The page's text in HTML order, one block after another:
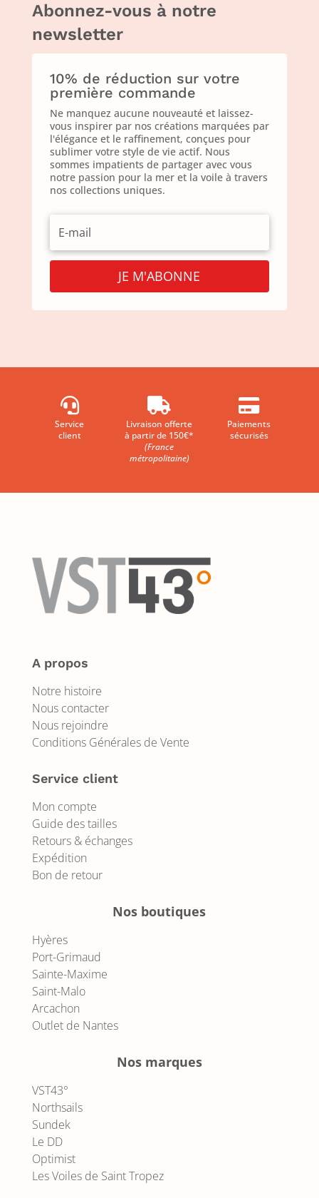
Abonnez-vous à notre
newsletter
10% de réduction sur votre
première commande
Ne manquez aucune nouveauté et laissez-
vous inspirer par nos créations marquées par
l'élégance et le raffinement, conçues pour
sublimer votre style de vie actif. Nous
sommes impatients de partager avec vous
notre passion pour la mer et la voile à travers
nos collections uniques.
JE M'ABONNE

Service
client

Livraison offerte
à partir de 150€*
(France
métropolitaine)

Paiements
sécurisés
A propos
Notre histoire
Nous contacter
Nous rejoindre
Conditions Générales de Vente
Service client
Mon compte
Guide des tailles
Retours & échanges
Expédition
Bon de retour
Nos boutiques
Hyères
Port-Grimaud
Sainte-Maxime
Saint-Malo
Arcachon
Outlet de Nantes
Nos marques
VST43°
Northsails
Sundek
Le DD
Optimist
Les Voiles de Saint Tropez